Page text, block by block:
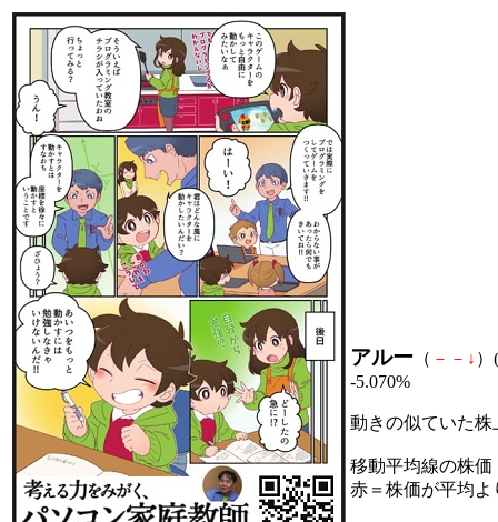
アルー （ － － ↓
-5.070%
動きの似ていた
移動平均線の株価
赤＝株価が平均